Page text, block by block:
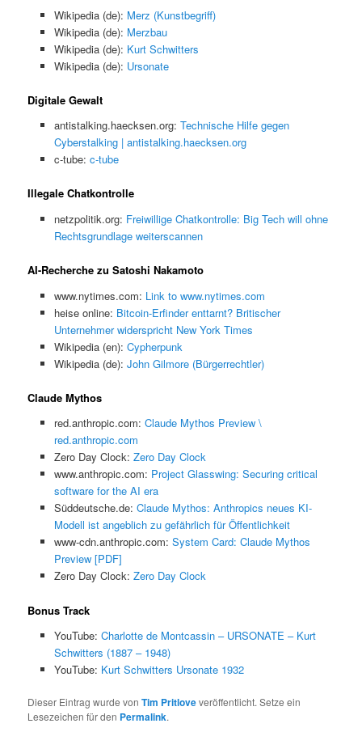
Wikipedia (de): Merz (Kunstbegriff)
Wikipedia (de): Merzbau
Wikipedia (de): Kurt Schwitters
Wikipedia (de): Ursonate
Digitale Gewalt
antistalking.haecksen.org: Technische Hilfe gegen
Cyberstalking | antistalking.haecksen.org
c-tube: c-tube
Illegale Chatkontrolle
netzpolitik.org: Freiwillige Chatkontrolle: Big Tech will ohne
Rechtsgrundlage weiterscannen
AI-Recherche zu Satoshi Nakamoto
www.nytimes.com: Link to www.nytimes.com
heise online: Bitcoin-Erfinder enttarnt? Britischer
Unternehmer widerspricht New York Times
Wikipedia (en): Cypherpunk
Wikipedia (de): John Gilmore (Bürgerrechtler)
Claude Mythos
red.anthropic.com: Claude Mythos Preview \
red.anthropic.com
Zero Day Clock: Zero Day Clock
www.anthropic.com: Project Glasswing: Securing critical
software for the AI era
Süddeutsche.de: Claude Mythos: Anthropics neues KI-
Modell ist angeblich zu gefährlich für Öffentlichkeit
www-cdn.anthropic.com: System Card: Claude Mythos
Preview [PDF]
Zero Day Clock: Zero Day Clock
Bonus Track
YouTube: Charlotte de Montcassin – URSONATE – Kurt
Schwitters (1887 – 1948)
YouTube: Kurt Schwitters Ursonate 1932
Dieser Eintrag wurde vonTim Pritloveveröffentlicht. Setze ein
Lesezeichen für den Permalink.